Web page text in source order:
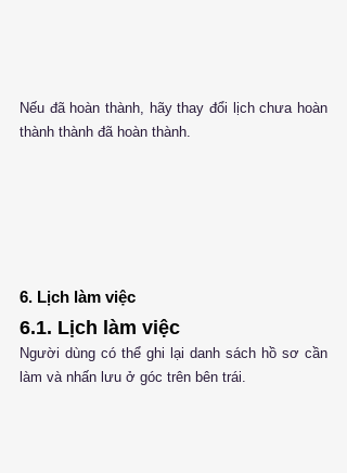
Nếu đã hoàn thành, hãy thay đổi lịch chưa hoàn
thành thành đã hoàn thành.
6. Lịch làm việc
6.1. Lịch làm việc
Người dùng có thể ghi lại danh sách hồ sơ cần
làm và nhấn lưu ở góc trên bên trái.